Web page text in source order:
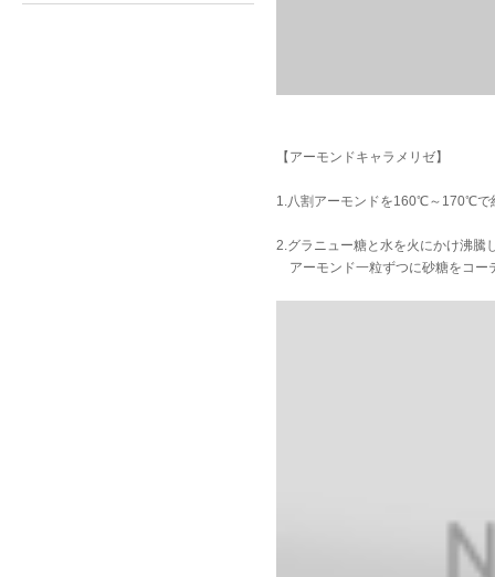
【アーモンドキャラメリゼ】
1.八割アーモンドを160℃～170℃で
2.グラニュー糖と水を火にかけ沸騰
アーモンド一粒ずつに砂糖をコー